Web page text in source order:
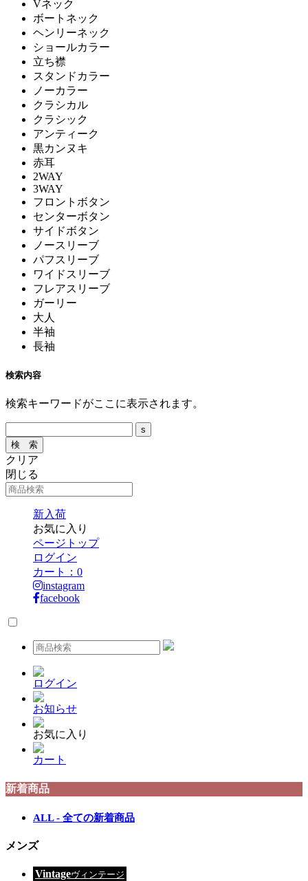
Vネック
ボートネック
ヘンリーネック
ショールカラー
立ち襟
スタンドカラー
ノーカラー
クラシカル
クラシック
アンティーク
黒カンヌキ
赤耳
2WAY
3WAY
フロントボタン
センターボタン
サイドボタン
ノースリーブ
パフスリーブ
ワイドスリーブ
フレアスリーブ
ガーリー
大人
半袖
長袖
検索内容
検索キーワードがここに表示されます。
クリア
閉じる
新入荷
お気に入り
ページトップ
ログイン
カート： 0
instagram
facebook
ログイン
お知らせ
お気に入り
カート
新着商品
ALL - 全ての新着商品
メンズ
Vintageヴィンテージ